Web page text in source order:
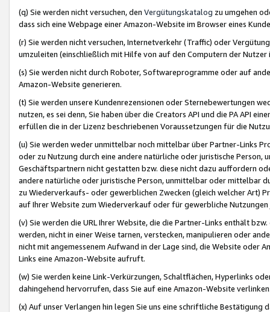
(q) Sie werden nicht versuchen, den Vergütungskatalog zu umgehen
dass sich eine Webpage einer Amazon-Website im Browser eines
(r) Sie werden nicht versuchen, Internetverkehr (Traffic) oder
umzuleiten (einschließlich mit Hilfe von auf den Computern der
(s) Sie werden nicht durch Roboter, Softwareprogramme oder auf
Amazon-Website generieren.
(t) Sie werden unsere Kundenrezensionen oder Sternebewertungen
nutzen, es sei denn, Sie haben über die Creators API und die PA API
erfüllen die in der Lizenz beschriebenen Voraussetzungen für die
(u) Sie werden weder unmittelbar noch mittelbar über Partner-Links
oder zu Nutzung durch eine andere natürliche oder juristische
Geschäftspartnern nicht gestatten bzw. diese nicht dazu auffordern
andere natürliche oder juristische Person, unmittelbar oder mittelbar
zu Wiederverkaufs- oder gewerblichen Zwecken (gleich welcher Art)
auf Ihrer Website zum Wiederverkauf oder für gewerbliche
(v) Sie werden die URL Ihrer Website, die die Partner-Links enthält
werden, nicht in einer Weise tarnen, verstecken, manipulieren oder
nicht mit angemessenem Aufwand in der Lage sind, die Website oder
Links eine Amazon-Website aufruft.
(w) Sie werden keine Link-Verkürzungen, Schaltflächen, Hyperlinks
dahingehend hervorrufen, dass Sie auf eine Amazon-Website
(x) Auf unser Verlangen hin legen Sie uns eine schriftliche